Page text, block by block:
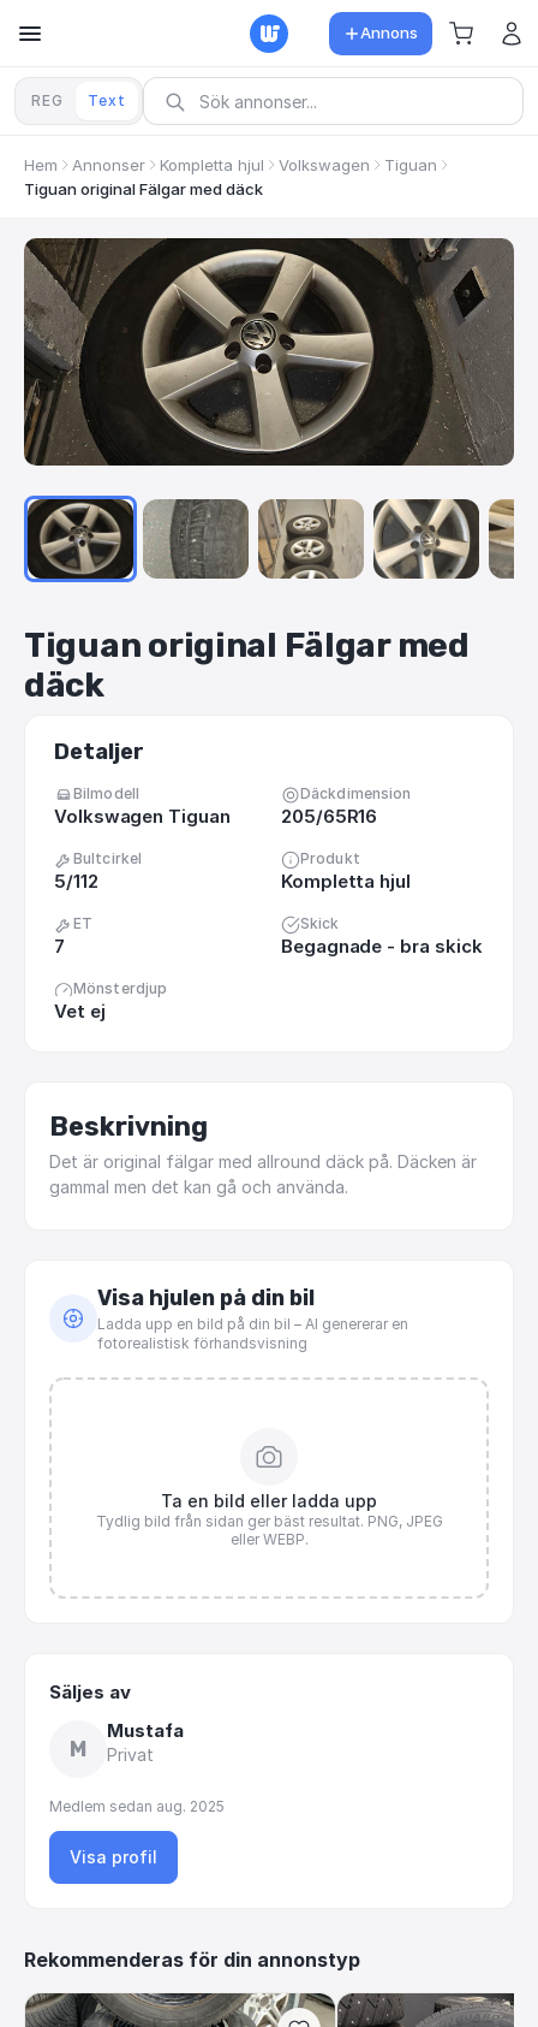
Annons
REG Text
Hem Annonser Kompletta hjul Volkswagen
Tiguan
Tiguan original Fälgar med däck
Tiguan original Fälgar med
däck
Detaljer
Bilmodell
Volkswagen Tiguan
Däckdimension
205/65R16
Bultcirkel
5/112
Produkt
Kompletta hjul
ET
7
Skick
Begagnade - bra skick
Mönsterdjup
Vet ej
Beskrivning
Det är original fälgar med allround däck på. Däcken är
gammal men det kan gå och använda.
Visa hjulen på din bil
Ladda upp en bild på din bil – AI genererar en
fotorealistisk förhandsvisning
Ta en bild eller ladda upp
Tydlig bild från sidan ger bäst resultat. PNG, JPEG
eller WEBP.
Säljes av
M
Mustafa
Privat
Medlem sedan aug. 2025
Visa profil
Rekommenderas för din annonstyp